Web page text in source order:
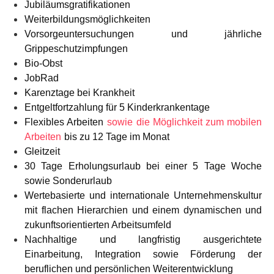
Jubiläumsgratifikationen
Weiterbildungsmöglichkeiten
Vorsorgeuntersuchungen und jährliche
Grippeschutzimpfungen
Bio-Obst
JobRad
Karenztage bei Krankheit
Entgeltfortzahlung für 5 Kinderkrankentage
Flexibles Arbeiten sowie die Möglichkeit zum mobilen
Arbeiten bis zu 12 Tage im Monat
Gleitzeit
30 Tage Erholungsurlaub bei einer 5 Tage Woche
sowie Sonderurlaub
Wertebasierte und internationale Unternehmenskultur
mit flachen Hierarchien und einem dynamischen und
zukunftsorientierten Arbeitsumfeld
Nachhaltige und langfristig ausgerichtete
Einarbeitung, Integration sowie Förderung der
beruflichen und persönlichen Weiterentwicklung